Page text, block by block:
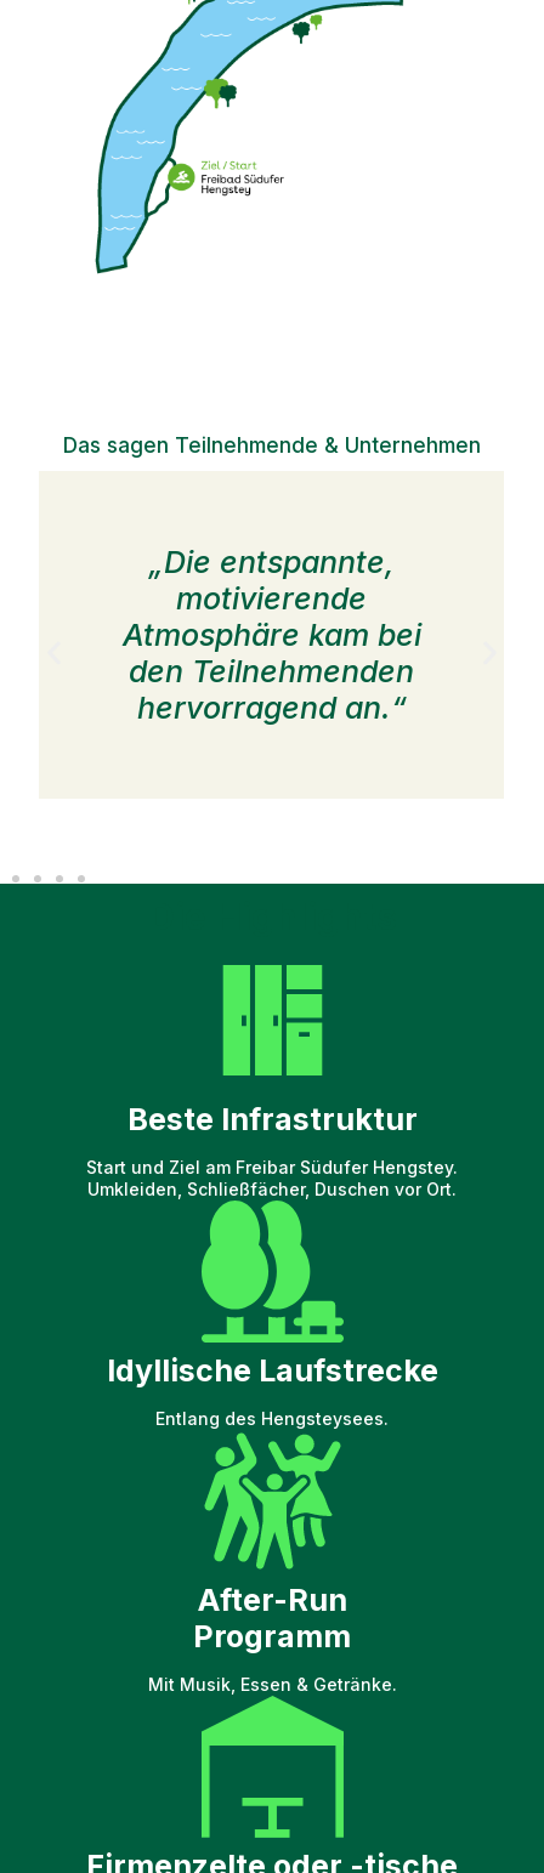
Das sagen Teilnehmende & Unternehmen
„Die entspannte,
motivierende
Atmosphäre kam bei
den Teilnehmenden
hervorragend an.“
Beste Infrastruktur
Start und Ziel am Freibar Südufer Hengstey.
Umkleiden, Schließfächer, Duschen vor Ort.
Idyllische Laufstrecke
Entlang des Hengsteysees.
After-Run
Programm
Mit Musik, Essen & Getränke.
Firmenzelte oder -tische